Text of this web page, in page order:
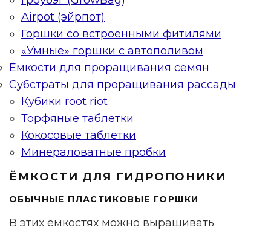
Airpot (эйрпот)
Горшки со встроенными фитилями
«Умные» горшки с автополивом
Ёмкости для проращивания семян
Субстраты для проращивания рассады
Кубики root riot
Торфяные таблетки
Кокосовые таблетки
Минераловатные пробки
ЁМКОСТИ ДЛЯ ГИДРОПОНИКИ
ОБЫЧНЫЕ ПЛАСТИКОВЫЕ ГОРШКИ
В этих ёмкостях можно выращивать